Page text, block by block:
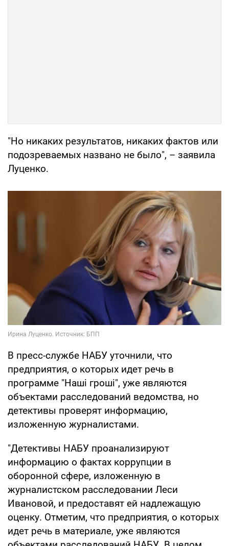
"Но никаких результатов, никаких фактов или
подозреваемых названо не было", – заявила
Луценко.
В пресс-службе НАБУ уточнили, что
предприятия, о которых идет речь в
программе "Наші гроші", уже являются
объектами расследований ведомства, но
детективы проверят информацию,
изложенную журналистами.
"Детективы НАБУ проанализируют
информацию о фактах коррупции в
оборонной сфере, изложенную в
журналистском расследовании Леси
Ивановой, и предоставят ей надлежащую
оценку. Отметим, что предприятия, о которых
идет речь в материале, уже являются